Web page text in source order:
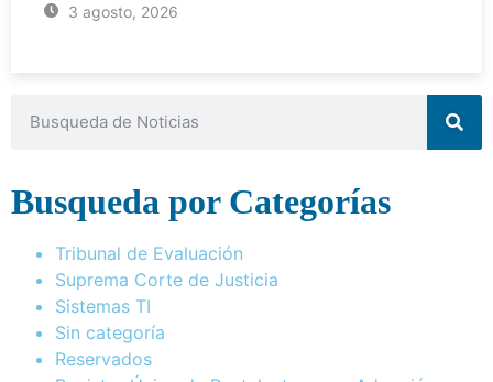
3 agosto, 2026
Busqueda por Categorías
Tribunal de Evaluación
Suprema Corte de Justicia
Sistemas TI
Sin categoría
Reservados